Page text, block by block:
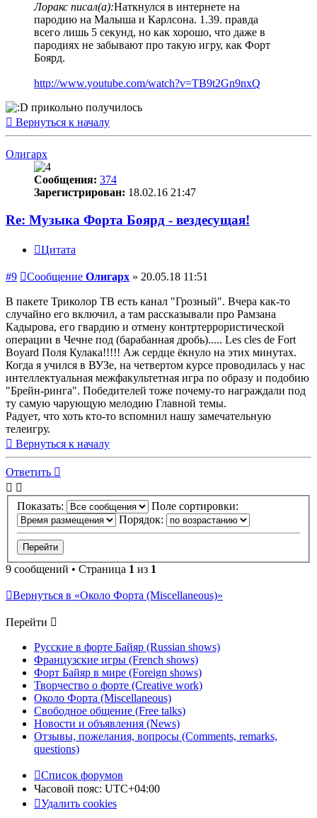
Лоракс писал(а):Наткнулся в интернете на
пародию на Малыша и Карлсона. 1.39. правда
всего лишь 5 секунд, но как хорошо, что даже в
пародиях не забывают про такую игру, как Форт
Боярд.
http://www.youtube.com/watch?v=TB9t2Gn9nxQ
прикольно получилось
Вернуться к началу
Олигарх
Сообщения: 374
Зарегистрирован: 18.02.16 21:47
Re: Музыка Форта Боярд - вездесущая!
Цитата
#9 Сообщение Олигарх » 20.05.18 11:51
В пакете Триколор ТВ есть канал "Грозный". Вчера как-то
случайно его включил, а там рассказывали про Рамзана
Кадырова, его гвардию и отмену контртеррористической
операции в Чечне под (барабанная дробь)..... Les cles de Fort
Boyard Поля Кулака!!!!! Аж сердце ёкнуло на этих минутах.
Когда я учился в ВУЗе, на четвертом курсе проводилась у нас
интеллектуальная межфакультетная игра по образу и подобию
"Брейн-ринга". Победителей тоже почему-то награждали под
ту самую чарующую мелодию Главной темы.
Радует, что хоть кто-то вспомнил нашу замечательную
телеигру.
Вернуться к началу
Ответить
Показать:
Поле сортировки:
Порядок:
9 сообщений • Страница 1 из 1
Вернуться в «Около Форта (Miscellaneous)»
Перейти
Русские в форте Байяр (Russian shows)
Французские игры (French shows)
Форт Байяр в мире (Foreign shows)
Творчество о форте (Creative work)
Около Форта (Miscellaneous)
Свободное общение (Free talks)
Новости и объявления (News)
Отзывы, пожелания, вопросы (Comments, remarks,
questions)
Список форумов
Часовой пояс: UTC+04:00
Удалить cookies